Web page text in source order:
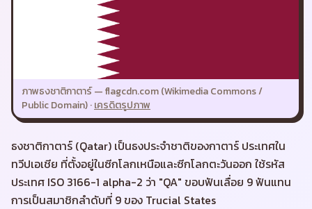
ภาพธงชาติกาตาร์—flagcdn.com (Wikimedia Commons /
Public Domain)·เครดิตรูปภาพ
ธงชาติกาตาร์ (Qatar) เป็นธงประจำชาติของกาตาร์ ประเทศใน
ทวีปเอเชีย ที่ตั้งอยู่ในซีกโลกเหนือและซีกโลกตะวันออก ใช้รหัส
ประเทศ ISO 3166-1 alpha-2 ว่า "QA" ขอบฟันเลื่อย 9 ฟันแทน
การเป็นสมาชิกลำดับที่ 9 ของ Trucial States